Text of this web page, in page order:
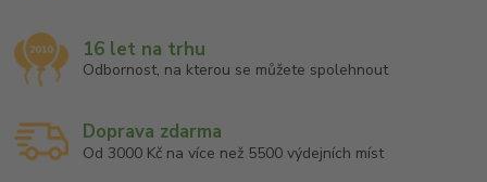
16 let na trhu
Odbornost, na kterou se můžete spolehnout
Doprava zdarma
Od 3000 Kč na více než 5500 výdejních míst